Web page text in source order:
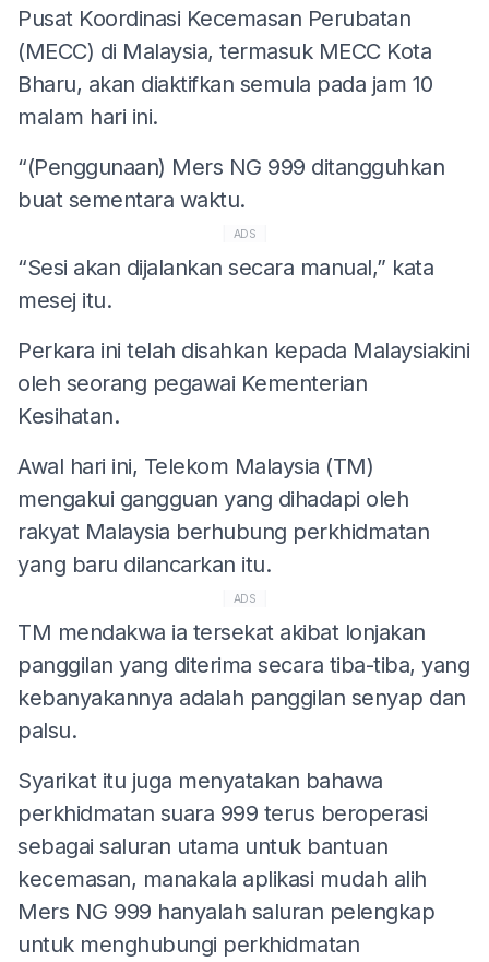
Pusat Koordinasi Kecemasan Perubatan
(MECC) di Malaysia, termasuk MECC Kota
Bharu, akan diaktifkan semula pada jam 10
malam hari ini.
“(Penggunaan) Mers NG 999 ditangguhkan
buat sementara waktu.
ADS
“Sesi akan dijalankan secara manual,” kata
mesej itu.
Perkara ini telah disahkan kepada Malaysiakini
oleh seorang pegawai Kementerian
Kesihatan.
Awal hari ini, Telekom Malaysia (TM)
mengakui gangguan yang dihadapi oleh
rakyat Malaysia berhubung perkhidmatan
yang baru dilancarkan itu.
ADS
TM mendakwa ia tersekat akibat lonjakan
panggilan yang diterima secara tiba-tiba, yang
kebanyakannya adalah panggilan senyap dan
palsu.
Syarikat itu juga menyatakan bahawa
perkhidmatan suara 999 terus beroperasi
sebagai saluran utama untuk bantuan
kecemasan, manakala aplikasi mudah alih
Mers NG 999 hanyalah saluran pelengkap
untuk menghubungi perkhidmatan